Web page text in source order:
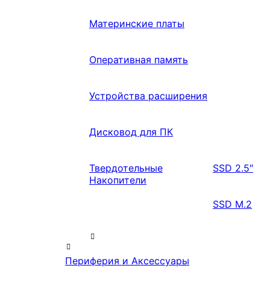
Материнские платы
Оперативная память
Устройства расширения
Дисковод для ПК
Твердотельные
Накопители
SSD 2.5″
SSD M.2
Периферия и Аксессуары